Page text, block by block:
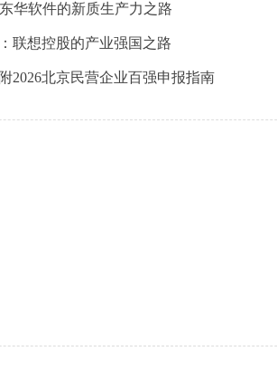
华软件的新质生产力之路
联想控股的产业强国之路
2026北京民营企业百强申报指南